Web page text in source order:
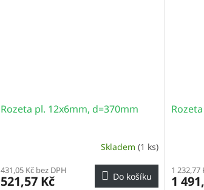
Rozeta pl. 12x6mm, d=370mm
Skladem (1 ks)
431,05 Kč bez DPH
521,57 Kč Do košíku
1 232,77
1